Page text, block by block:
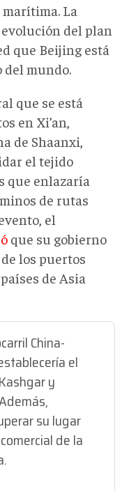
La
del plan
que Beijing está
del mundo.
que se está
en Xi’an,
de Shaanxi,
el tejido
que enlazaría
de rutas
el
que su gobierno
los puertos
de Asia
China-
el
y
su lugar
de la